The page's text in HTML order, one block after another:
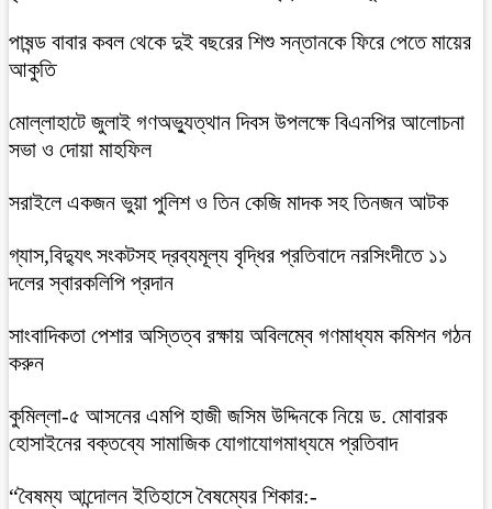
পাষন্ড বাবার কবল থেকে দুই বছরের শিশু সন্তানকে ফিরে পেতে মায়ের
আকুতি
মোল্লাহাটে জুলাই গণঅভ্যুত্থান দিবস উপলক্ষে বিএনপির আলোচনা
সভা ও দোয়া মাহফিল
সরাইলে একজন ভুয়া পুলিশ ও তিন কেজি মাদক সহ তিনজন আটক
গ্যাস,বিদ্যুৎ সংকটসহ দ্রব্যমূল্য বৃদ্ধির প্রতিবাদে নরসিংদীতে ১১
দলের স্বারকলিপি প্রদান
সাংবাদিকতা পেশার অস্তিত্ব রক্ষায় অবিলম্বে গণমাধ্যম কমিশন গঠন
করুন
কুমিল্লা-৫ আসনের এমপি হাজী জসিম উদ্দিনকে নিয়ে ড. মোবারক
হোসাইনের বক্তব্যে সামাজিক যোগাযোগমাধ্যমে প্রতিবাদ
“বৈষম্য আন্দোলন ইতিহাসে বৈষম্যের শিকার:-